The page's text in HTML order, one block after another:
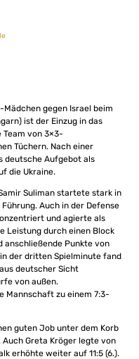
gegen Israel beim
ist der Einzug in das
von 3×3-
Tüchern. Nach einer
deutsche Aufgebot als
die Ukraine.
Suliman startete stark in
Auch in der Defense
und agierte als
Leistung durch einen Block
anschließende Punkte von
in der dritten Spielminute fand
deutscher Sicht
von außen.
Mannschaft zu einem 7:3-
guten Job unter dem Korb
Auch Greta Kröger legte von
erhöhte weiter auf 11:5 (6.).